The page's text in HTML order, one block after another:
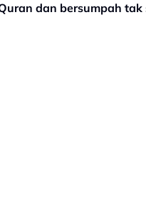
dan bersumpah tak